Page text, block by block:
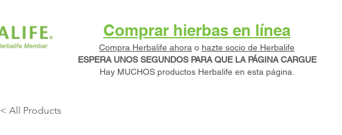
Comprar hierbas en línea
Compra Herbalife ahora o hazte socio de Herbalife
ESPERA UNOS SEGUNDOS PARA QUE LA PÁGINA CARGUE
Hay MUCHOS productos Herbalife en esta página.
< All Products